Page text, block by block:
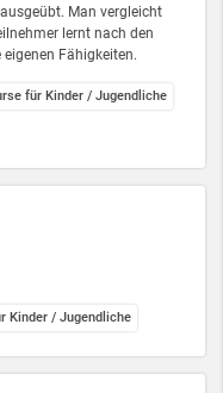
Man vergleicht
lernt nach den
Fähigkeiten.
für Kinder / Jugendliche
Kinder / Jugendliche